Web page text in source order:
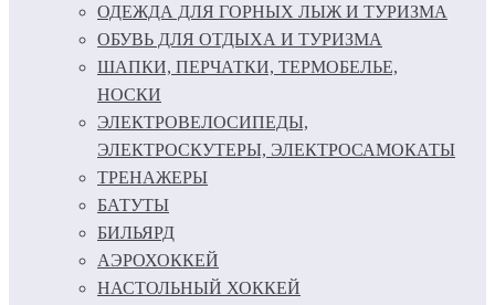
ОДЕЖДА ДЛЯ ГОРНЫХ ЛЫЖ И ТУРИЗМА
ОБУВЬ ДЛЯ ОТДЫХА И ТУРИЗМА
ШАПКИ, ПЕРЧАТКИ, ТЕРМОБЕЛЬЕ,
НОСКИ
ЭЛЕКТРОВЕЛОСИПЕДЫ,
ЭЛЕКТРОСКУТЕРЫ, ЭЛЕКТРОСАМОКАТЫ
ТРЕНАЖЕРЫ
БАТУТЫ
БИЛЬЯРД
АЭРОХОККЕЙ
НАСТОЛЬНЫЙ ХОККЕЙ